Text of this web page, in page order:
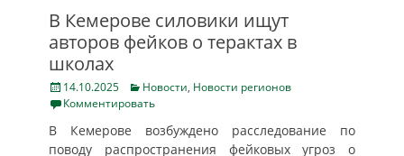
В Кемерове силовики ищут
авторов фейков о терактах в
школах
Posted
on
14.10.2025 Categories
Новости, Новости регионов
Комментировать
В Кемерове возбуждено расследование по
поводу распространения фейковых угроз о